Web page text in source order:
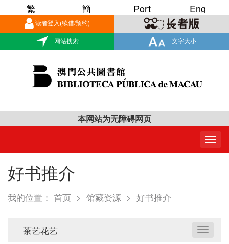
读者登入(续借/预约)
网站搜索 文字大小
繁 簡 Port Eng
本网站为无障碍网页
好书推介
我的位置： 首页 > 馆藏资源 > 好书推介
茶艺花艺
Toggle